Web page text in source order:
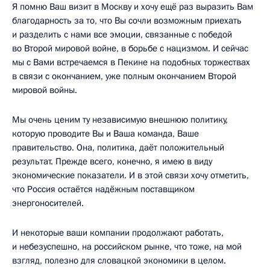
Я помню Ваш визит в Москву и хочу ещё раз выразить Вам
благодарность за то, что Вы сочли возможным приехать
и разделить с нами все эмоции, связанные с победой
во Второй мировой войне, в борьбе с нацизмом. И сейчас
мы с Вами встречаемся в Пекине на подобных торжествах
в связи с окончанием, уже полным окончанием Второй
мировой войны.
Мы очень ценим ту независимую внешнюю политику,
которую проводите Вы и Ваша команда, Ваше
правительство. Она, политика, даёт положительный
результат. Прежде всего, конечно, я имею в виду
экономические показатели. И в этой связи хочу отметить,
что Россия остаётся надёжным поставщиком
энергоносителей.
И некоторые ваши компании продолжают работать,
и небезуспешно, на российском рынке, что тоже, на мой
взгляд, полезно для словацкой экономики в целом.